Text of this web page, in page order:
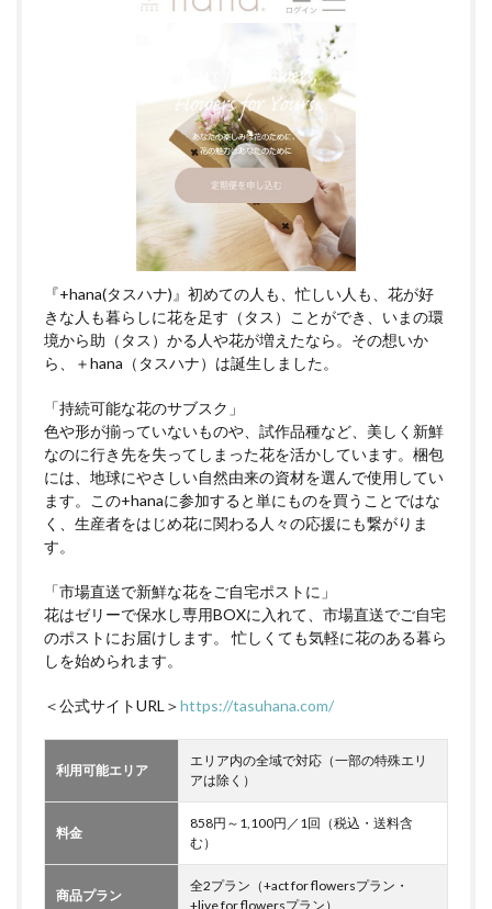
『+hana(タスハナ)』初めての人も、忙しい人も、花が好
きな人も暮らしに花を足す（タス）ことができ、いまの環
境から助（タス）かる人や花が増えたなら。その想いか
ら、＋hana（タスハナ）は誕生しました。
「持続可能な花のサブスク」
色や形が揃っていないものや、試作品種など、美しく新鮮
なのに行き先を失ってしまった花を活かしています。梱包
には、地球にやさしい自然由来の資材を選んで使用してい
ます。この+hanaに参加すると単にものを買うことではな
く、生産者をはじめ花に関わる人々の応援にも繋がりま
す。
「市場直送で新鮮な花をご自宅ポストに」
花はゼリーで保水し専用BOXに入れて、市場直送でご自宅
のポストにお届けします。 忙しくても気軽に花のある暮ら
しを始められます。
＜公式サイトURL＞https://tasuhana.com/
利用可能エリア
エリア内の全域で対応（一部の特殊エリ
アは除く）
料金
858円～1,100円／1回（税込・送料含
む）
商品プラン
全2プラン（+act for flowersプラン・
+live for flowersプラン）